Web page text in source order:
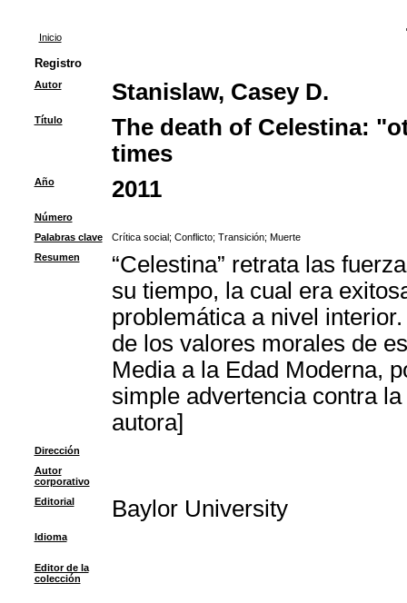
Inicio
Registro
Autor Stanislaw, Casey D.
Título
The death of Celestina:
times
Año 2011
Número
Palabras clave
Crítica social; Conflicto; Transición; Muerte
Resumen
“Celestina” retrata las
su tiempo, la cual era
problemática a nivel
de los valores morales de
Media a la Edad Moderna,
simple advertencia contra
autora]
Dirección
Autor
corporativo
Editorial
Baylor University
Idioma
Editor de la
colección